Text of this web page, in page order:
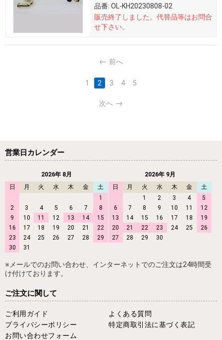
品番: OL-KH20230808-02
販売終了しました。 代替品等はお問合
せ下さい。
前へ
1 2 3 4 5
次へ
営業日カレンダー
2026年 8月
日
月 火 水 木 金
土
1
2
3 4 5 6 7
8
9
10 11 12 13 14
15
16
17 18 19 20 21
22
23
24 25 26 27 28
29
30
31
2026年 9月
日
月 火 水 木 金
土
1
2 3 4
5
6
7 8 9 10 11
12
13
14 15 16 17 18
19
20
21 22 23 24 25
26
27
28 29 30
※メールでのお問い合わせ、インターネットでのご注文は24時間受
け付けております。
ご注文に関して
ご利用ガイド
よくある質問
プライバシーポリシー
特定商取引法に基づく表記
お問い合わせフォーム